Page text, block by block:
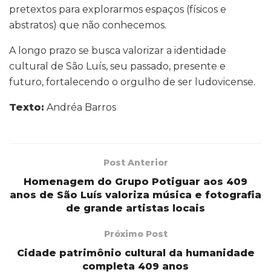
pretextos para explorarmos espaços (físicos e
abstratos) que não conhecemos.
A longo prazo se busca valorizar a identidade
cultural de São Luís, seu passado, presente e
futuro, fortalecendo o orgulho de ser ludovicense.
Texto: Andréa Barros
Post Anterior
Homenagem do Grupo Potiguar aos 409
anos de São Luís valoriza música e fotografia
de grande artistas locais
Próximo Post
Cidade patrimônio cultural da humanidade
completa 409 anos